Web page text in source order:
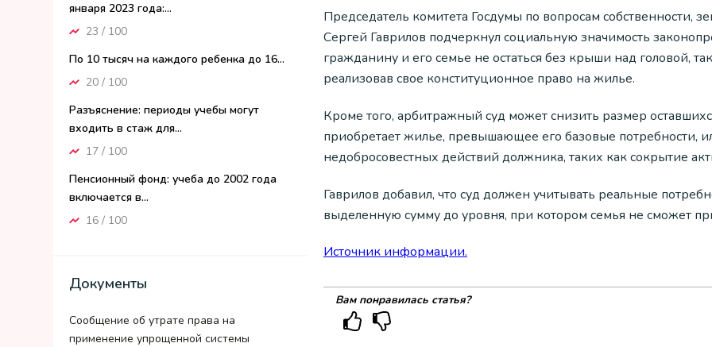
января 2023 года:...
23 / 100
По 10 тысяч на каждого ребенка до 16...
20 / 100
Разъяснение: периоды учебы могут
входить в стаж для...
17 / 100
Пенсионный фонд: учеба до 2002 года
включается в...
16 / 100
Документы
Сообщение об утрате права на
применение упрощенной системы
Председатель комитета Госдумы по вопросам
Сергей Гаврилов подчеркнул социальную значимость
гражданину и его семье не остаться без крыши над головой,
реализовав свое конституционное право на жилье.
Кроме того, арбитражный суд может снизить размер
приобретает жилье, превышающее его базовые потребности,
недобросовестных действий должника, таких как сокрытие
Гаврилов добавил, что суд должен учитывать реальные
выделенную сумму до уровня, при котором семья не сможет
Источник информации.
Вам понравилась статья?